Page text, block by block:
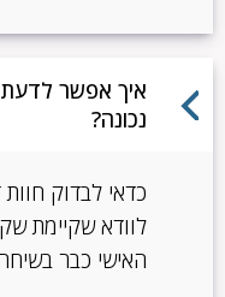
איך אפשר
נכונה?
כדאי לבדוק
לוודא שקיימת
האישי כבר